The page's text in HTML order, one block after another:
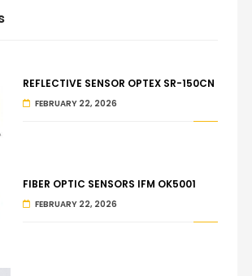
REFLECTIVE SENSOR OPTEX SR-150CN
FEBRUARY 22, 2026
FIBER OPTIC SENSORS IFM OK5001
FEBRUARY 22, 2026